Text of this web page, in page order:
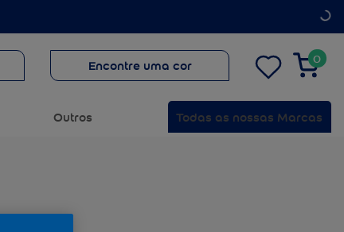
Encontre uma cor 0
Outros Todas as nossas Marcas